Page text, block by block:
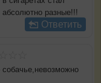
разные!!!
Ответить
собачье,невозможно